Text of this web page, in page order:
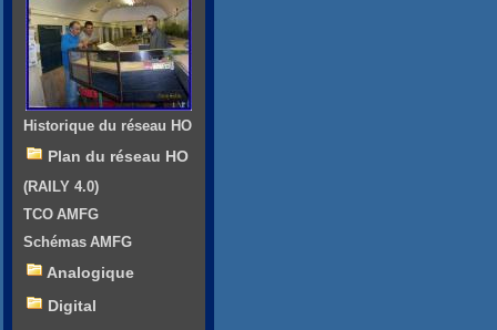
Historique du réseau HO
Plan du réseau HO
(RAILY 4.0)
TCO AMFG
Schémas AMFG
Analogique
Digital